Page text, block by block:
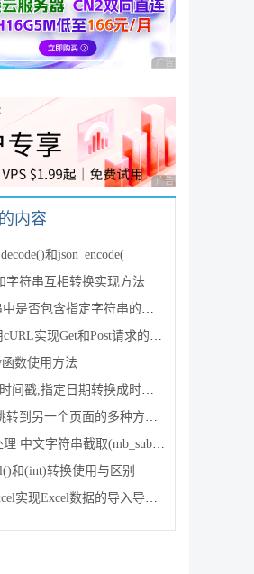
广告 商业广告，理性
广告 商业广告，理性
内容
和json_encode(
字符串互相转换实现方法
否包含指定字符串的多种方法
实现Get和Post请求的方法
函数使用方法
间戳,指定日期转换成时间戳
另一个页面的多种方法方法总结
文字符串截取(mb_substr)和获取中
和(int)转换使用与区别
现Excel数据的导入导出(全步骤详细